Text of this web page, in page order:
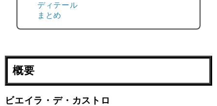
ディテール
まとめ
概要
ビエイラ・デ・カストロ